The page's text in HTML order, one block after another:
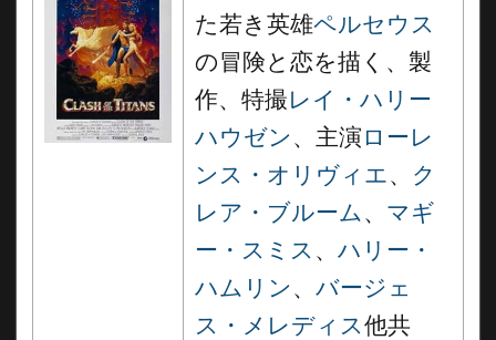
た若き英雄ペルセウス
の冒険と恋を描く、製
作、特撮レイ・ハリー
ハウゼン 、主演 ローレ
ンス・オリヴィエ、 ク
レア・ブルーム、 マギ
ー・スミス 、 ハリー・
ハムリン 、 バージェ
ス・メレディス他共